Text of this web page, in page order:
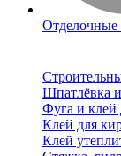
Отделочные
Шпатлёвка
Фуга и клей
Клей для
Клей